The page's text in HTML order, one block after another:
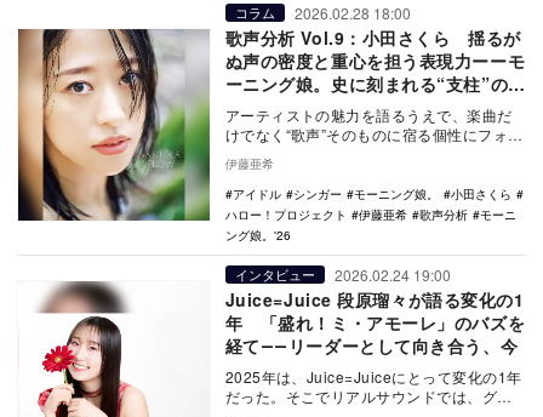
コラム 2026.02.28 18:00
歌声分析 Vol.9：小田さくら 揺るが
ぬ声の密度と重心を担う表現力ーーモ
ーニング娘。史に刻まれる“支柱”の進
化
アーティストの魅力を語るうえで、楽曲だ
けでなく“歌声”そのものに宿る個性にフォー
カスする連載「歌声分析」。連載第9回目と
なる今回…
伊藤亜希
アイドル
シンガー モーニング娘。
小田さくら
ハロー！プロジェクト
伊藤亜希 歌声分析
モーニ
ング娘。'26
インタビュー 2026.02.24 19:00
Juice=Juice 段原瑠々が語る変化の1
年 「盛れ！ミ・アモーレ」のバズを
経て――リーダーとして向き合う、今
2025年は、Juice=Juiceにとって変化の1年
だった。そこでリアルサウンドでは、グル